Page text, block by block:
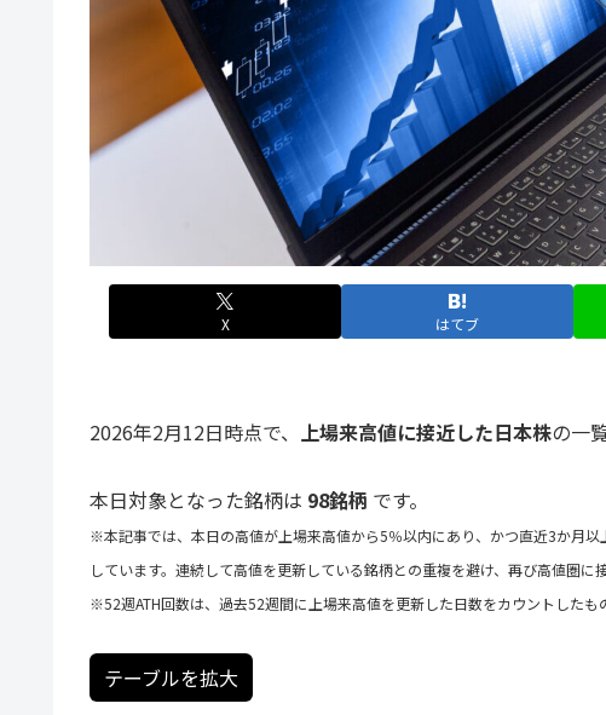
X はてブ
2026年2月12日時点で、 上場来高値に接近した日本株の一
本日対象となった銘柄は 98銘柄 です。
※本記事では、本日の高値が上場来高値から5％以内にあり、かつ直近3か月
しています。連続して高値を更新している銘柄との重複を避け、再び高値圏に
※52週ATH回数は、過去52週間に上場来高値を更新した日数をカウントしたも
テーブルを拡大